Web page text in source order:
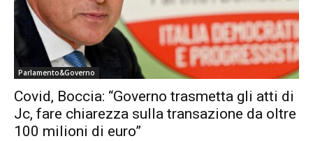
Parlamento&Governo
Covid, Boccia: “Governo trasmetta gli atti di
Jc, fare chiarezza sulla transazione da oltre
100 milioni di euro”